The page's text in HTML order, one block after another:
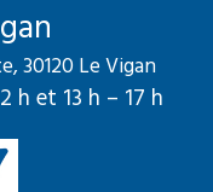
30120 Le Vigan
h et 13 h – 17 h